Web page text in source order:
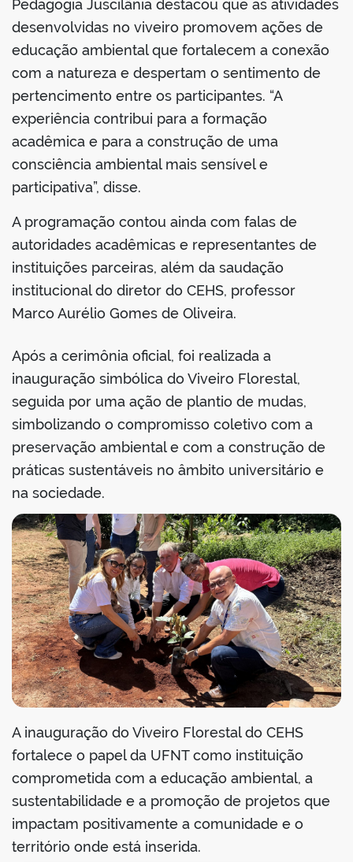
Pedagogia Juscilânia destacou que as atividades
desenvolvidas no viveiro promovem ações de
educação ambiental que fortalecem a conexão
com a natureza e despertam o sentimento de
pertencimento entre os participantes. “A
experiência contribui para a formação
acadêmica e para a construção de uma
consciência ambiental mais sensível e
participativa”, disse.
A programação contou ainda com falas de
autoridades acadêmicas e representantes de
instituições parceiras, além da saudação
institucional do diretor do CEHS, professor
Marco Aurélio Gomes de Oliveira.
Após a cerimônia oficial, foi realizada a
inauguração simbólica do Viveiro Florestal,
seguida por uma ação de plantio de mudas,
simbolizando o compromisso coletivo com a
preservação ambiental e com a construção de
práticas sustentáveis no âmbito universitário e
na sociedade.
A inauguração do Viveiro Florestal do CEHS
fortalece o papel da UFNT como instituição
comprometida com a educação ambiental, a
sustentabilidade e a promoção de projetos que
impactam positivamente a comunidade e o
território onde está inserida.